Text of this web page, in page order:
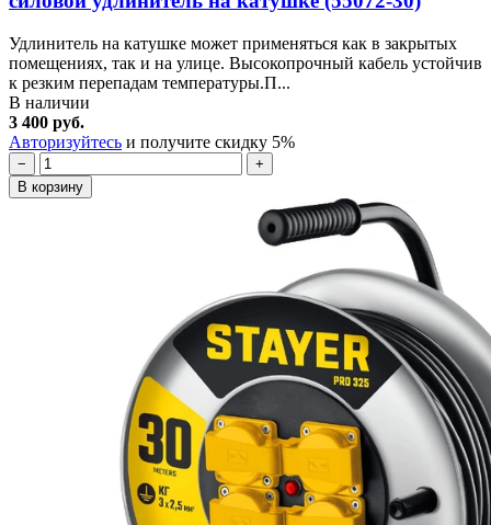
Удлинитель на катушке может применяться как в закрытых
помещениях, так и на улице. Высокопрочный кабель устойчив
к резким перепадам температуры.П...
В наличии
3 400 руб.
Авторизуйтесь и получите скидку 5%
−
+
В корзину